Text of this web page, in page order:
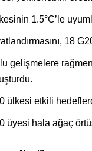
1.5°C’le
18
gelişmelere
ülkesi etkili
üyesi hala ağaç